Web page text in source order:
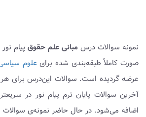
نمونه سوالات درس مبانی علم حقوق پیام
صورت کاملاً طبقه‌بندی شده برای علوم
عرضه گردیده است. سوالات این‌درس برای
آخرین سوالات پایان ترم پیام نور در
اضافه می‌شود. در حال حاضر نمونه‌ی سوالات